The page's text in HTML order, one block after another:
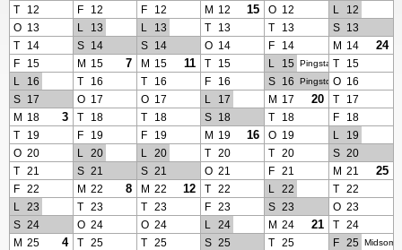
T
12 F 12 F 12 M 12 15 O 12 L
12
O 13 L 13 L 13 T 13 T 13 S
13
T
14 S 14 S 14 O 14 F 14 M 14 24
F 15 M 15 7 M 15 11 T 15 L 15 Pingstafton
T
15
L
16 T 16 T 16 F 16 S 16 Pingstdagen
O 16
S
17 O 17 O 17 L 17 M 17 20 T
17
M 18 3 T 18 T 18 S 18 T 18 F
18
T
19 F 19 F 19 M 19 16 O 19 L
19
O 20 L 20 L 20 T 20 T 20 S 20
T
21 S 21 S 21 O 21 F 21 M 21 25
F 22 M 22 8 M 22 12 T 22 L 22 T
22
L
23 T 23 T 23 F 23 S 23 O 23
S 24 O 24 O 24 L 24 M 24 21 T
24
M 25 4 T 25 T 25 S 25 T 25 F 25